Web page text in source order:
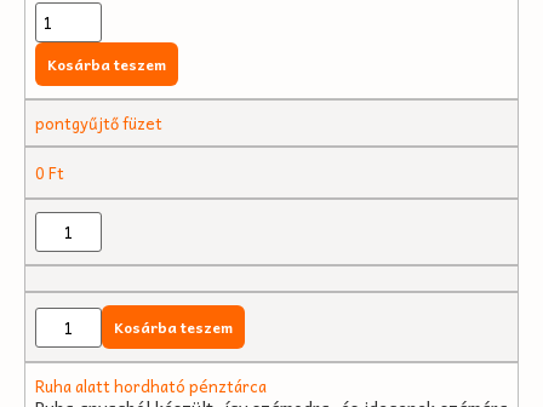
Kosárba teszem
pontgyűjtő füzet
0Ft
Kosárba teszem
Ruha alatt hordható pénztárca